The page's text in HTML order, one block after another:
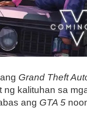
Grand Theft
kalituhan sa
ang GTA 5